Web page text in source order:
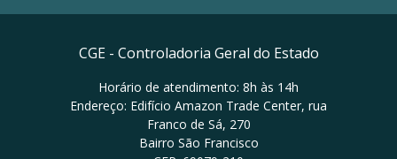
CGE - Controladoria Geral do Estado
Horário de atendimento: 8h às 14h
Endereço: Edifício Amazon Trade Center, rua
Franco de Sá, 270
Bairro São Francisco